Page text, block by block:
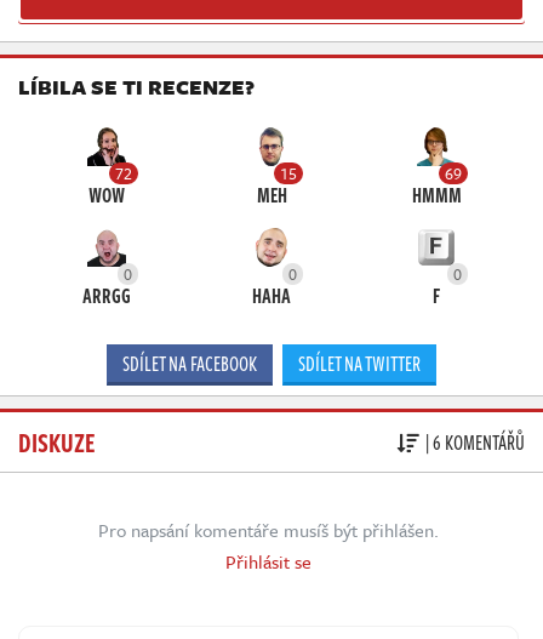
LÍBILA SE TI RECENZE?
72
WOW
15
MEH
69
HMMM
0
ARRGG
0
HAHA
0
F
SDÍLET NA FACEBOOK SDÍLET NA TWITTER
DISKUZE | 6 KOMENTÁŘŮ
Pro napsání komentáře musíš být přihlášen.
Přihlásit se